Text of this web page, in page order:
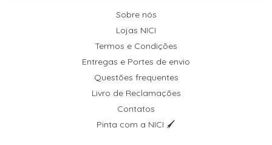
Sobre nós
Lojas NICI
Termos e Condições
Entregas e Portes de envio
Questões frequentes
Livro de Reclamações
Contatos
Pinta com a NICI 🖌